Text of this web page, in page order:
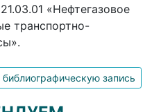
«Нефтегазовое
транспортно-
библиографическую запись